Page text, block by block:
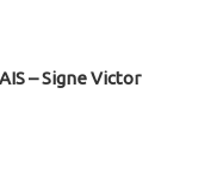
– Signe Victor